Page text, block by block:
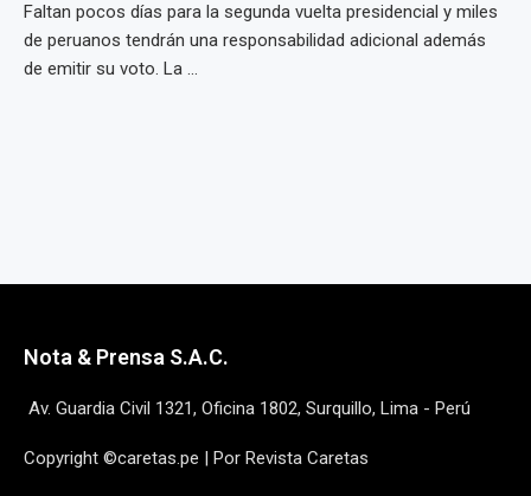
Faltan pocos días para la segunda vuelta presidencial y miles
de peruanos tendrán una responsabilidad adicional además
de emitir su voto. La ...
Nota & Prensa S.A.C.
Av. Guardia Civil 1321, Oficina 1802, Surquillo, Lima - Perú
Copyright ©caretas.pe | Por Revista Caretas